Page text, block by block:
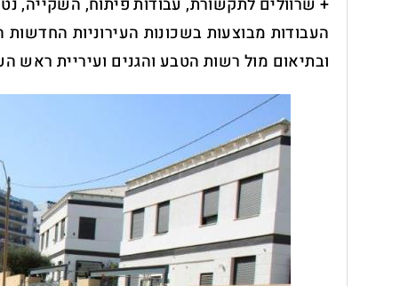
+ שרוולים לתקשורת, עבודות פיתוח, השקייה,
העבודות מבוצעות בשכונות העירוניות
ובתיאום מול רשות הטבע והגנים ועיריית ראש